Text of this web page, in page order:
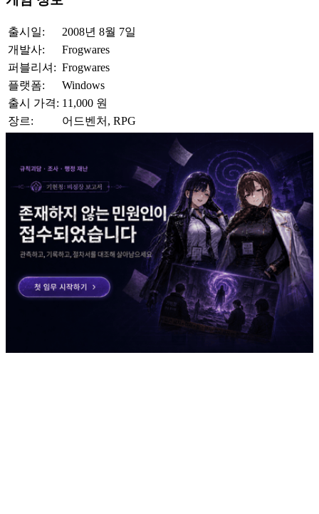
출시일:
2008년 8월 7일
개발사:
Frogwares
퍼블리셔: Frogwares
플랫폼:
Windows
출시 가격: 11,000 원
장르:
어드벤처, RPG